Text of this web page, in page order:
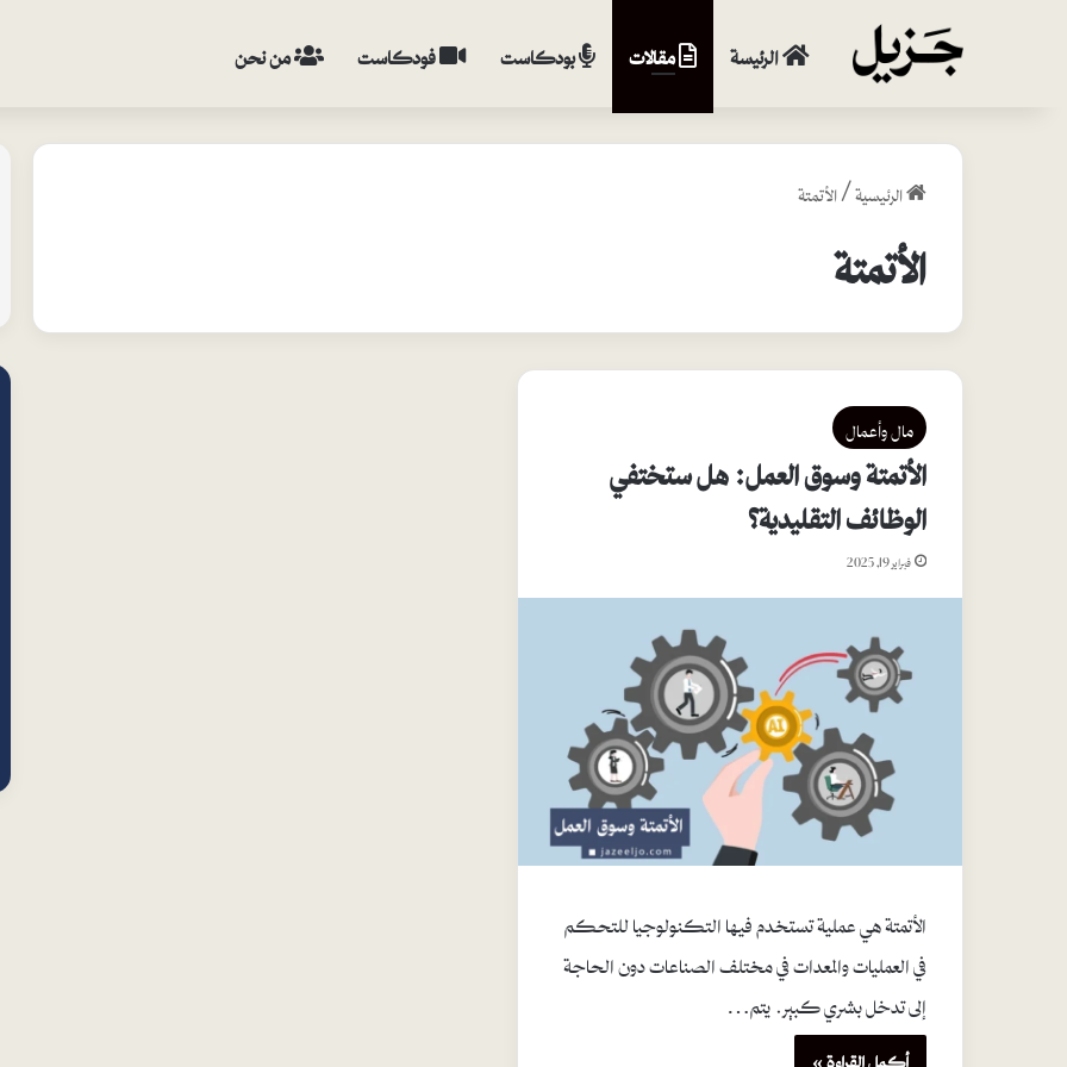
الرئيسة مقالات بودكاست فودكاست من نحن
الرئيسية/الأتمتة
الأتمتة
مال وأعمال
الأتمتة وسوق العمل: هل ستختفي
الوظائف التقليدية؟
فبراير 19, 2025
الأتمتة هي عملية تستخدم فيها التكنولوجيا للتحكم
في العمليات والمعدات في مختلف الصناعات دون الحاجة
إلى تدخل بشري كبير. يتم…